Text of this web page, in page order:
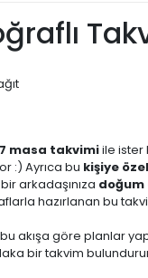
masa takvimiile ister
:) Ayrıca bu kişiye
arkadaşınıza doğum
hazırlanan bu
akışa göre planlar
bir takvim